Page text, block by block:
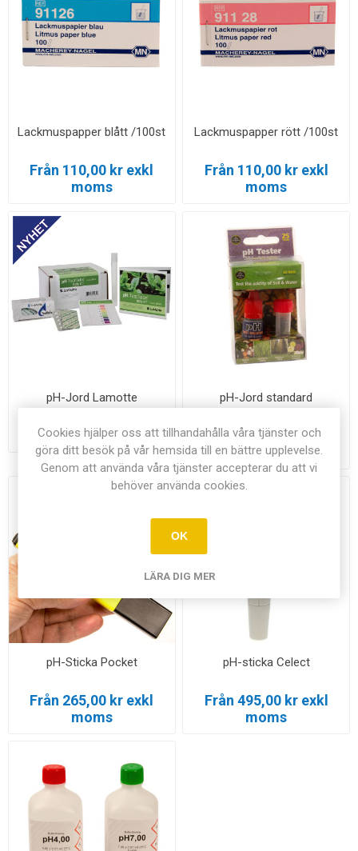
Lackmuspapper blått /100st
Från 110,00 kr exkl
moms
Lackmuspapper rött /100st
Från 110,00 kr exkl
moms
pH-Jord Lamotte
362,00 kr exkl moms
pH-Jord standard
Från 124,00 kr exkl
moms
pH-Sticka Pocket
Från 265,00 kr exkl
moms
pH-sticka Celect
Från 495,00 kr exkl
moms
Cookies hjälper oss att tillhandahålla våra tjänster och
göra ditt besök på vår hemsida till en bättre upplevelse.
Genom att använda våra tjänster accepterar du att vi
behöver använda cookies.
OK
LÄRA DIG MER